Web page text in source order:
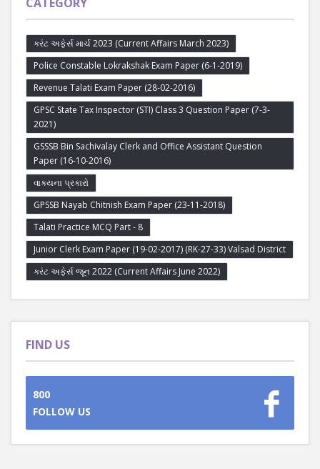
કરંટ અફેર્સ માર્ચ 2023 (Current Affairs March 2023)
Police Constable Lokrakshak Exam Paper (6-1-2019)
Revenue Talati Exam Paper (28-02-2016)
GPSC State Tax Inspector (STI) Class 3 Question Paper (7-3-
2021)
GSSSB Bin Sachivalay Clerk and Office Assistant Question
Paper (16-10-2016)
વાક્યના પ્રકારો
GPSSB Nayab Chitnish Exam Paper (23-11-2018)
Talati Practice MCQ Part - 8
Junior Clerk Exam Paper (19-02-2017) (RK-27-33) Valsad District
કરંટ અફેર્સ જૂન 2022 (Current Affairs June 2022)
FIND US
800
FOLLOW US